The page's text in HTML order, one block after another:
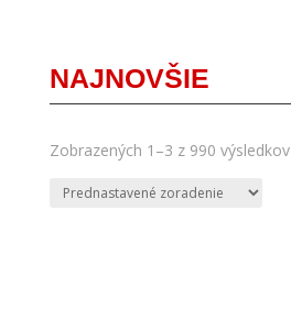
NAJNOVŠIE
Zobrazených 1–3 z 990 výsledkov